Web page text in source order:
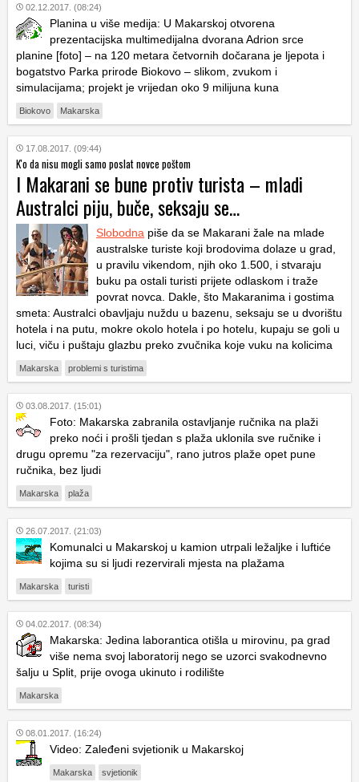
02.12.2017. (08:24)
Planina u više medija: U Makarskoj otvorena
prezentacijska multimedijalna dvorana Adrion srce
planine [foto] – na 120 metara četvornih dočarana je ljepota i
bogatstvo Parka prirode Biokovo – slikom, zvukom i
simulacijama; projekt je vrijedan oko 9 milijuna kuna
Biokovo Makarska
17.08.2017. (09:44)
K'o da nisu mogli samo poslat novce poštom
I Makarani se bune protiv turista – mladi
Australci piju, buče, seksaju se…
Slobodna piše da se Makarani žale na mlade
australske turiste koji brodovima dolaze u grad,
u pravilu vikendom, njih oko 1.500, i stvaraju
buku pa ostali turisti prijete odlaskom i traže
povrat novca. Dakle, što Makaranima i gostima
smeta: Australci obavljaju nuždu u bazenu, seksaju se u dvorištu
hotela i na putu, mokre okolo hotela i po hotelu, kupaju se goli u
luci, viču i puštaju glazbu preko zvučnika koje vuku na kolicima
Makarska problemi s turistima
03.08.2017. (15:01)
Foto: Makarska zabranila ostavljanje ručnika na plaži
preko noći i prošli tjedan s plaža uklonila sve ručnike i
drugu opremu "za rezervaciju", rano jutros plaže opet pune
ručnika, bez ljudi
Makarska plaža
26.07.2017. (21:03)
Komunalci u Makarskoj u kamion utrpali ležaljke i luftiće
kojima su si ljudi rezervirali mjesta na plažama
Makarska turisti
04.02.2017. (08:34)
Makarska: Jedina laborantica otišla u mirovinu, pa grad
više nema svoj laboratorij nego se uzorci svakodnevno
šalju u Split, prije ovoga ukinuto i rodilište
Makarska
08.01.2017. (16:24)
Video: Zaleđeni svjetionik u Makarskoj
Makarska svjetionik